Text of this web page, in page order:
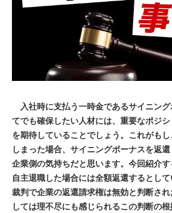
入社時に支払う一時金であるサイニン
てでも確保したい人材には、重要なポジ
を期待していることでしょう。これがも
しまった場合、サイニングボーナスを返
企業側の気持ちだと思います。今回紹介
自主退職した場合には全額返還するとして
裁判で企業の返還請求権は無効と判断さ
しては理不尽にも感じられるこの判断の